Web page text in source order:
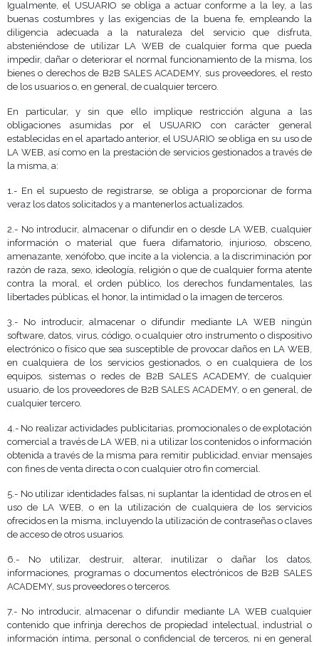
Igualmente, el USUARIO se obliga a actuar conforme a la ley, a las
buenas costumbres y las exigencias de la buena fe, empleando la
diligencia adecuada a la naturaleza del servicio que disfruta,
absteniéndose de utilizar LA WEB de cualquier forma que pueda
impedir, dañar o deteriorar el normal funcionamiento de la misma, los
bienes o derechos de B2B SALES ACADEMY, sus proveedores, el resto
de los usuarios o, en general, de cualquier tercero.
En particular, y sin que ello implique restricción alguna a las
obligaciones asumidas por el USUARIO con carácter general
establecidas en el apartado anterior, el USUARIO se obliga en su uso de
LA WEB, así como en la prestación de servicios gestionados a través de
la misma, a:
1.- En el supuesto de registrarse, se obliga a proporcionar de forma
veraz los datos solicitados y a mantenerlos actualizados.
2.- No introducir, almacenar o difundir en o desde LA WEB, cualquier
información o material que fuera difamatorio, injurioso, obsceno,
amenazante, xenófobo, que incite a la violencia, a la discriminación por
razón de raza, sexo, ideología, religión o que de cualquier forma atente
contra la moral, el orden público, los derechos fundamentales, las
libertades públicas, el honor, la intimidad o la imagen de terceros.
3.- No introducir, almacenar o difundir mediante LA WEB ningún
software, datos, virus, código, o cualquier otro instrumento o dispositivo
electrónico o físico que sea susceptible de provocar daños en LA WEB,
en cualquiera de los servicios gestionados, o en cualquiera de los
equipos, sistemas o redes de B2B SALES ACADEMY, de cualquier
usuario, de los proveedores de B2B SALES ACADEMY, o en general, de
cualquier tercero.
4.- No realizar actividades publicitarias, promocionales o de explotación
comercial a través de LA WEB, ni a utilizar los contenidos o información
obtenida a través de la misma para remitir publicidad, enviar mensajes
con fines de venta directa o con cualquier otro fin comercial.
5.- No utilizar identidades falsas, ni suplantar la identidad de otros en el
uso de LA WEB, o en la utilización de cualquiera de los servicios
ofrecidos en la misma, incluyendo la utilización de contraseñas o claves
de acceso de otros usuarios.
6.- No utilizar, destruir, alterar, inutilizar o dañar los datos,
informaciones, programas o documentos electrónicos de B2B SALES
ACADEMY, sus proveedores o terceros.
7.- No introducir, almacenar o difundir mediante LA WEB cualquier
contenido que infrinja derechos de propiedad intelectual, industrial o
información íntima, personal o confidencial de terceros, ni en general